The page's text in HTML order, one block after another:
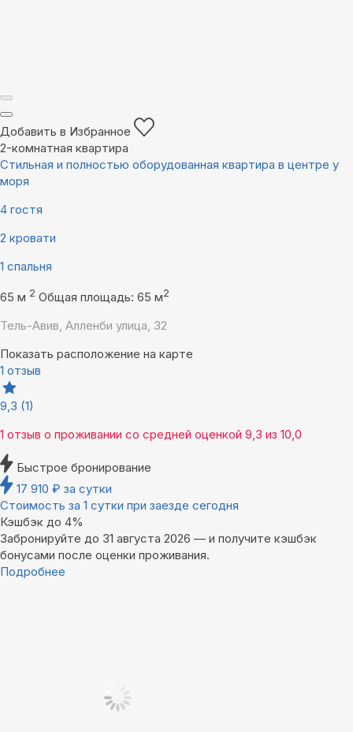
Добавить в Избранное
2-комнатная квартира
Стильная и полностью оборудованная квартира в центре у
моря
4 гостя
2 кровати
1 спальня
65 м 2 Общая площадь: 65 м2
Тель-Авив, Алленби улица, 32
Показать расположение на карте
1 отзыв
9,3 (1)
1 отзыв о проживании со средней оценкой 9,3 из 10,0
Быстрое бронирование
17 910 ₽ за сутки
Стоимость за 1 сутки при заезде сегодня
Кэшбэк до 4%
Забронируйте до 31 августа 2026 — и получите кэшбэк
бонусами после оценки проживания.
Подробнее